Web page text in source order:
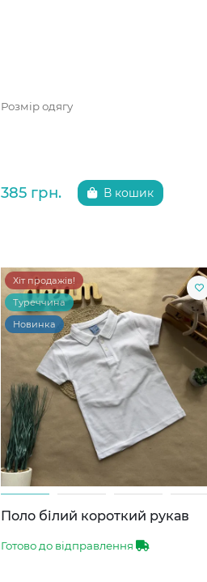
Розмір одягу
385 грн. В кошик
Хіт продажів!
Туреччина
Новинка
Поло білий короткий рукав
Готово до відправлення